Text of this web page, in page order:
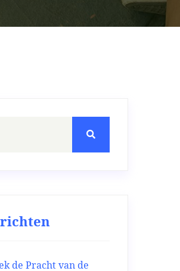
de Pracht van de